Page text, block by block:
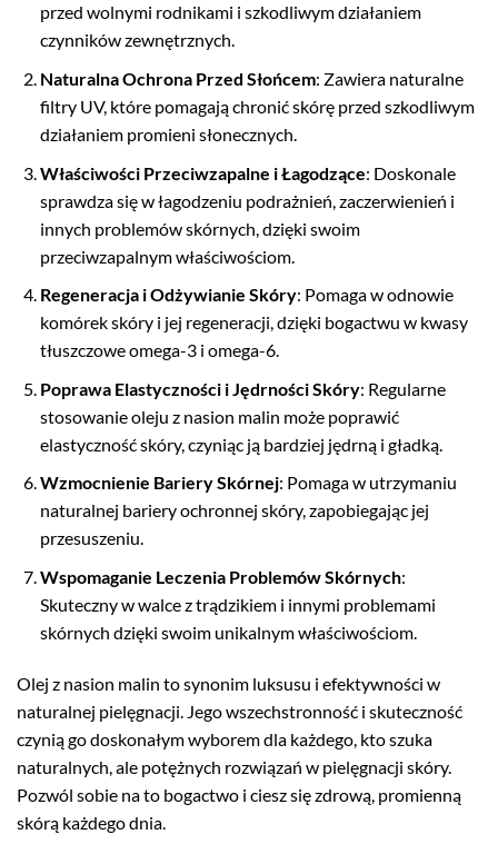
przed wolnymi rodnikami i szkodliwym działaniem
czynników zewnętrznych.
Naturalna Ochrona Przed Słońcem: Zawiera naturalne
filtry UV, które pomagają chronić skórę przed szkodliwym
działaniem promieni słonecznych.
Właściwości Przeciwzapalne i Łagodzące: Doskonale
sprawdza się w łagodzeniu podrażnień, zaczerwienień i
innych problemów skórnych, dzięki swoim
przeciwzapalnym właściwościom.
Regeneracja i Odżywianie Skóry: Pomaga w odnowie
komórek skóry i jej regeneracji, dzięki bogactwu w kwasy
tłuszczowe omega-3 i omega-6.
Poprawa Elastyczności i Jędrności Skóry: Regularne
stosowanie oleju z nasion malin może poprawić
elastyczność skóry, czyniąc ją bardziej jędrną i gładką.
Wzmocnienie Bariery Skórnej: Pomaga w utrzymaniu
naturalnej bariery ochronnej skóry, zapobiegając jej
przesuszeniu.
Wspomaganie Leczenia Problemów Skórnych:
Skuteczny w walce z trądzikiem i innymi problemami
skórnych dzięki swoim unikalnym właściwościom.
Olej z nasion malin to synonim luksusu i efektywności w
naturalnej pielęgnacji. Jego wszechstronność i skuteczność
czynią go doskonałym wyborem dla każdego, kto szuka
naturalnych, ale potężnych rozwiązań w pielęgnacji skóry.
Pozwól sobie na to bogactwo i ciesz się zdrową, promienną
skórą każdego dnia.